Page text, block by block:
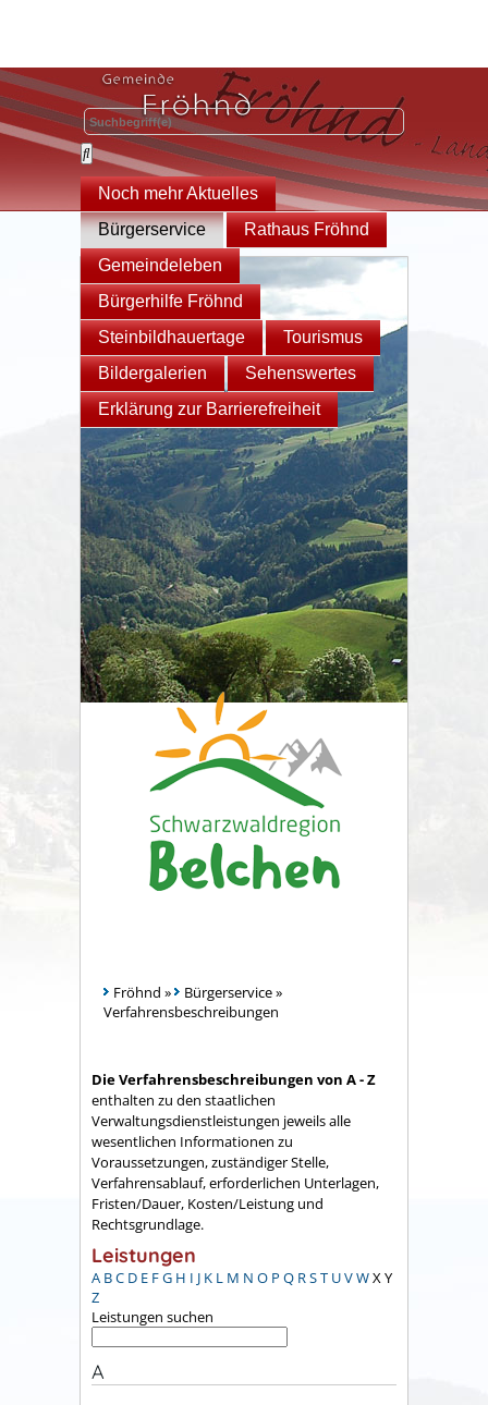
Noch mehr Aktuelles
Bürgerservice
Rathaus Fröhnd
Gemeindeleben
Bürgerhilfe Fröhnd
Steinbildhauertage
Tourismus
Bildergalerien
Sehenswertes
Erklärung zur Barrierefreiheit
Fröhnd » Bürgerservice»
Verfahrensbeschreibungen
Die Verfahrensbeschreibungen von A - Z
enthalten zu den staatlichen
Verwaltungsdienstleistungen jeweils alle
wesentlichen Informationen zu
Voraussetzungen, zuständiger Stelle,
Verfahrensablauf, erforderlichen Unterlagen,
Fristen/Dauer, Kosten/Leistung und
Rechtsgrundlage.
Leistungen
A BC D E FG H I J K L M N O P Q RST UVWXY
Z
Leistungen suchen
A